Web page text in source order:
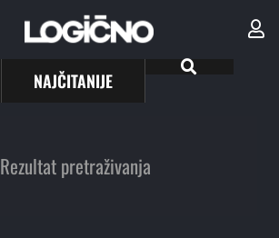
NAJČITANIJE
Rezultat pretraživanja